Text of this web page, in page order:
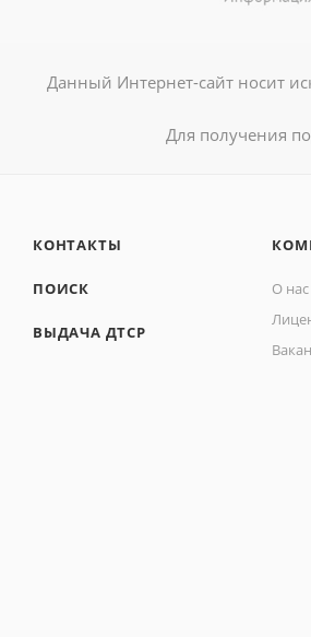
Данный Интернет-сайт носит
Для получения
КОНТАКТЫ
ПОИСК
ВЫДАЧА ДТСР
О нас